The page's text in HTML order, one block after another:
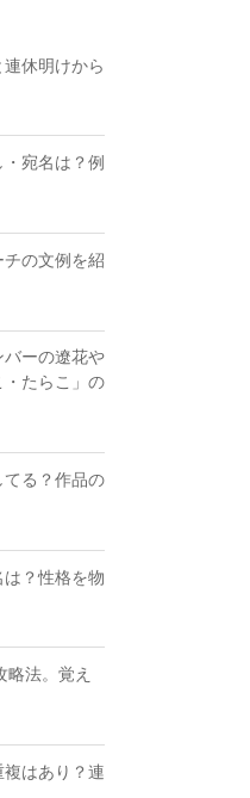
休明けから
宛名は？例
の文例を紹
ーの遼花や
たらこ」の
る？作品の
？性格を物
法。覚え
はあり？連